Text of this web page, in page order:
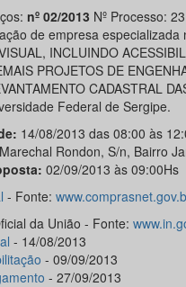
nº 02/2013 Nº Processo:
de empresa
INCLUINDO
PROJETOS DE
CADASTRAL
Federal de Sergipe.
14/08/2013 das 08:00 às
Rondon, S/n, Bairro
02/09/2013 às 09:00Hs
- Fonte:
da União - Fonte:
- 14/08/2013
- 09/09/2013
- 27/09/2013